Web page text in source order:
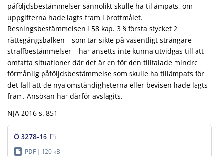
påföljdsbestämmelser sannolikt skulle ha tillämpats, om
uppgifterna hade lagts fram i brottmålet.
Resningsbestämmelsen i 58 kap. 3 § första stycket 2
rättegångsbalken – som tar sikte på väsentligt strängare
straffbestämmelser – har ansetts inte kunna utvidgas till att
omfatta situationer där det är en för den tilltalade mindre
förmånlig påföljdsbestämmelse som skulle ha tillämpats för
det fall att de nya omständigheterna eller bevisen hade lagts
fram. Ansökan har därför avslagits.
NJA 2016 s. 851
Ö 3278-16
PDF 120 kB